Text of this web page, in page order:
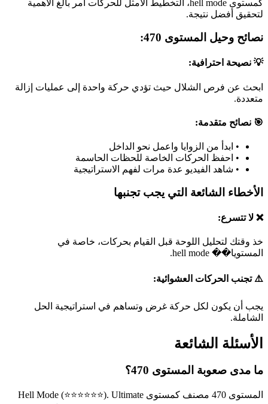
كمستوى hell mode، التخطيط الأمثل للحركات أمر بالغ الأهمية
لتحقيق أفضل نتيجة.
نصائح وحيل المستوى 470:
💡 نصيحة احترافية:
ابحث عن فرص الشلال حيث تؤدي حركة واحدة إلى عمليات إزالة
متعددة.
🎯 نصائح متقدمة:
• ابدأ من الزوايا واعمل نحو الداخل
• احفظ الحركات الخاصة للحظات الحاسمة
• شاهد الفيديو عدة مرات لفهم الاستراتيجية
الأخطاء الشائعة التي يجب تجنبها
❌ لا تتسرع:
خذ وقتك لتحليل اللوحة قبل القيام بحركات، خاصة في
المستويا�� hell mode.
⚠️ تجنب الحركات العشوائية:
يجب أن يكون لكل حركة غرض وتساهم في استراتيجية الحل
الشاملة.
الأسئلة الشائعة
ما مدى صعوبة المستوى 470؟
المستوى 470 مصنف كمستوى Hell Mode (⭐⭐⭐⭐⭐⭐). Ultimate